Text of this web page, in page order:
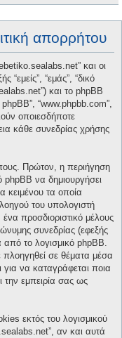
απορρήτου
και οι
“εμείς”, “εμάς”, “δικό
και το phpBB
phpBB”, “www.phpbb.com”,
οποιεσδήποτε
κάθε συνεδρίας χρήσης
Πρώτον, η περιήγηση
phpBB να δημιουργήσει
κειμένου τα οποία
του υπολογιστή
προσδιοριστικό μέλους
συνεδρίας (εφεξής
το λογισμικό phpBB.
πλοηγηθεί σε θέματα μέσα
για να καταγράφεται ποια
την εμπειρία σας ως
εκτός του λογισμικού
αν και αυτά